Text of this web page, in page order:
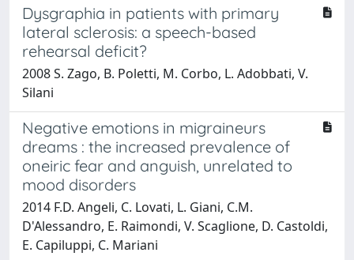
Dysgraphia in patients with primary
lateral sclerosis: a speech-based
rehearsal deficit?
2008 S. Zago, B. Poletti, M. Corbo, L. Adobbati, V.
Silani
Negative emotions in migraineurs
dreams : the increased prevalence of
oneiric fear and anguish, unrelated to
mood disorders
2014 F.D. Angeli, C. Lovati, L. Giani, C.M.
D'Alessandro, E. Raimondi, V. Scaglione, D. Castoldi,
E. Capiluppi, C. Mariani